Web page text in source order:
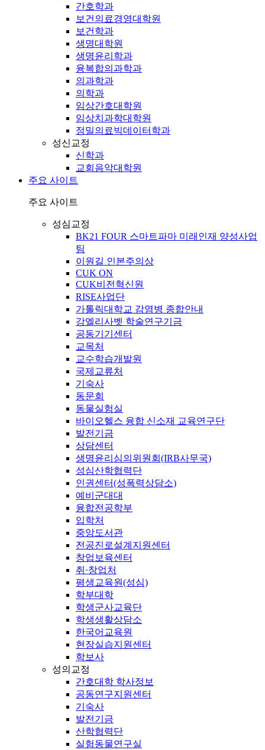
간호학과
보건의료경영대학원
보건학과
생명대학원
생명윤리학과
융복합의과학과
의과학과
의학과
임상간호대학원
임상치과학대학원
정밀의료빅데이터학과
성신교정
신학과
교회음악대학원
주요 사이트
주요 사이트
성심교정
BK21 FOUR 스마트파마 미래인재 양성사업
팀
이원길 인본주의상
CUK ON
CUK비전혁신원
RISE사업단
가톨릭대학교 감염병 종합안내
강엘리사벳 학술연구기금
공동기기센터
교목처
교수학습개발원
국제교류처
기숙사
동문회
동물실험실
바이오헬스 융합 신소재 교육연구단
발전기금
상담센터
생명윤리심의위원회(IRB사무국)
성심산학협력단
인권센터(성폭력상담소)
예비군대대
융합전공학부
입학처
중앙도서관
전공진로설계지원센터
창업보육센터
취·창업처
평생교육원(성심)
학부대학
학생군사교육단
학생생활상담소
한국어교육원
현장실습지원센터
학보사
성의교정
간호대학 학사정보
공동연구지원센터
기숙사
발전기금
산학협력단
실험동물연구실